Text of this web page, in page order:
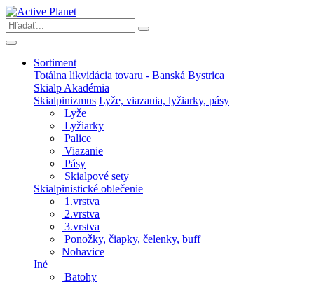
Sortiment
Totálna likvidácia tovaru - Banská Bystrica
Skialp Akadémia
Skialpinizmus Lyže, viazania, lyžiarky, pásy
Lyže
Lyžiarky
Palice
Viazanie
Pásy
Skialpové sety
Skialpinistické oblečenie
1.vrstva
2.vrstva
3.vrstva
Ponožky, čiapky, čelenky, buff
Nohavice
Iné
Batohy